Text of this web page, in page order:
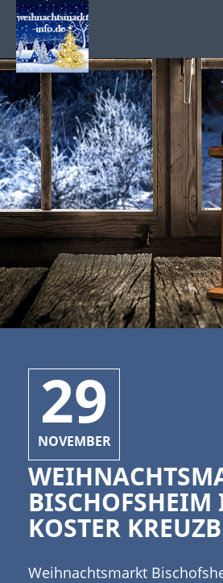
29
NOVEMBER
BISCHOFSHEIM
KOSTER
Weihnachtsmarkt